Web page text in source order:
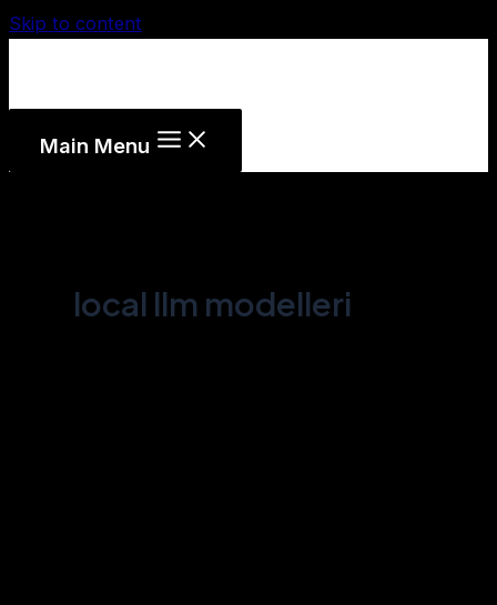
Skip to content
Main Menu
local llm modelleri